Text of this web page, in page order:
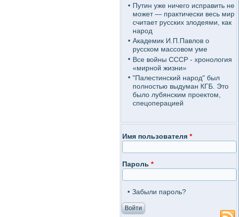
Путин уже ничего исправить не
может — практически весь мир
считает русских злодеями, как
народ
Академик И.П.Павлов о
русском массовом уме
Все войны СССР - хронология
«мирной жизни»
"Палестинский народ" был
полностью выдуман КГБ. Это
было лубянским проектом,
спецоперацией
Имя пользователя *
Пароль *
Забыли пароль?